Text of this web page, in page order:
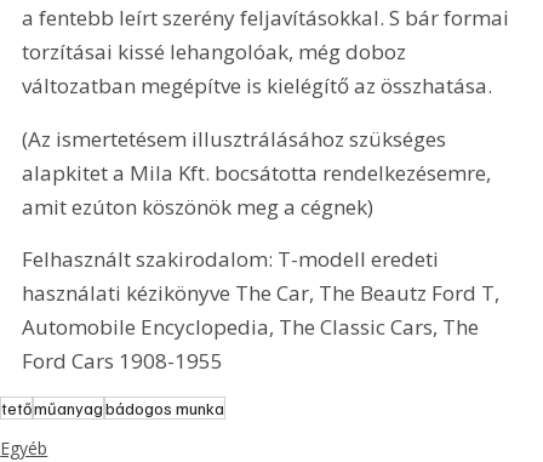
a fentebb leírt szerény feljavításokkal. S bár formai
torzításai kissé lehangolóak, még doboz
változatban megépítve is kielégítő az összhatása.
(Az ismertetésem illusztrálásához szükséges
alapkitet a Mila Kft. bocsátotta rendelkezésemre,
amit ezúton köszönök meg a cégnek)
Felhasznált szakirodalom: T-modell eredeti
használati kézikönyve The Car, The Beautz Ford T,
Automobile Encyclopedia, The Classic Cars, The
Ford Cars 1908-1955
tetőműanyagbádogos munka
Egyéb